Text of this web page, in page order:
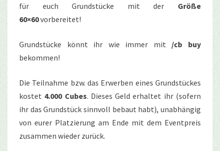
für euch Grundstücke mit der Größe
60×60vorbereitet!
Grundstücke könnt ihr wie immer mit /cb buy
bekommen!
Die Teilnahme bzw. das Erwerben eines Grundstückes
kostet 4.000 Cubes. Dieses Geld erhaltet ihr (sofern
ihr das Grundstück sinnvoll bebaut habt), unabhängig
von eurer Platzierung am Ende mit dem Eventpreis
zusammen wieder zurück.